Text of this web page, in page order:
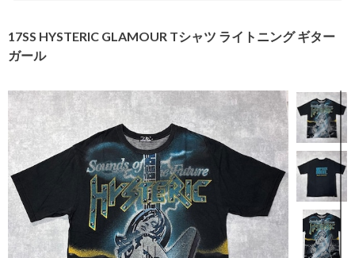
17SS HYSTERIC GLAMOUR Tシャツ ライトニング ギター
ガール